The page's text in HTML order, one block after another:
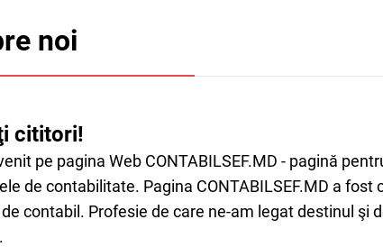
noi
cititori!
pe pagina Web CONTABILSEF.MD - pagină
de contabilitate. Pagina CONTABILSEF.MD a
contabil. Profesie de care ne-am legat destinul şi